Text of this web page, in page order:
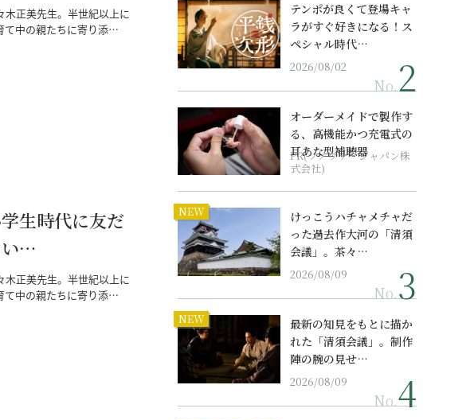
木正美先生。半世紀以上に
て中の親たちに寄り添…
生時代に友だ
い…
木正美先生。半世紀以上に
て中の親たちに寄り添…
テンポが良くて登場キャ
ラがすぐ好きになる！ス
ペシャル時代…
2026/08/02
No.
オーダーメイドで製作す
る、高機能かつ充電式の
耳あな型補聴器
PR(ソノヴァ・ジャパン株
式会社)
NEW
けっこうハチャメチャだ
った過去作大河の「清須
会議」。茶々…
2026/08/09
No.
NEW
最新の知見をもとに描か
れた「清須会議」。制作
陣の腕の見せ…
2026/08/09
No.